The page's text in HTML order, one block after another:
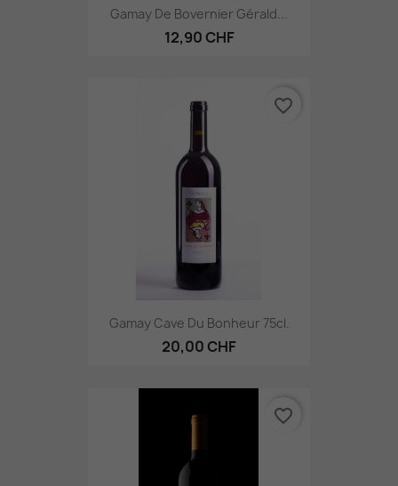
Gamay De Bovernier Gérald...
12,90 CHF
Gamay Cave Du Bonheur 75cl.
20,00 CHF
favorite_border
favorite_border